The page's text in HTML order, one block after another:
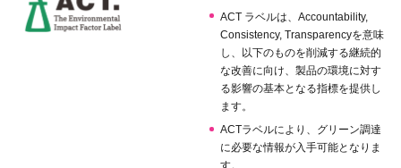
ACT ラベルは、Accountability,
Consistency, Transparencyを意味
し、以下のものを削減する継続的
な改善に向け、製品の環境に対す
る影響の基本となる指標を提供し
ます。
ACTラベルにより、グリーン調達
に必要な情報が入手可能となりま